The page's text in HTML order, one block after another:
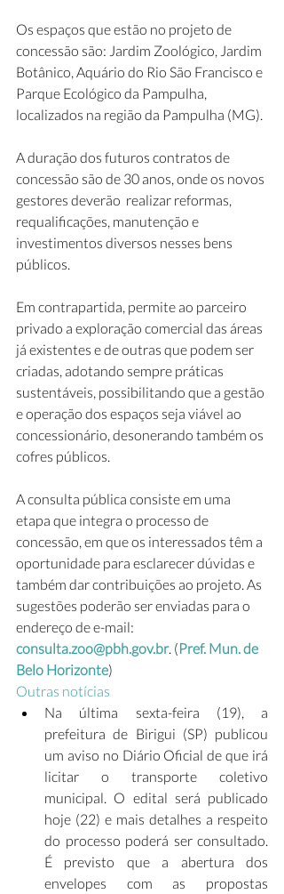
Os espaços que estão no projeto de
concessão são: Jardim Zoológico, Jardim
Botânico, Aquário do Rio São Francisco e
Parque Ecológico da Pampulha,
localizados na região da Pampulha (MG).
A duração dos futuros contratos de
concessão são de 30 anos, onde os novos
gestores deverão  realizar reformas,
requalificações, manutenção e
investimentos diversos nesses bens
públicos.
Em contrapartida, permite ao parceiro
privado a exploração comercial das áreas
já existentes e de outras que podem ser
criadas, adotando sempre práticas
sustentáveis, possibilitando que a gestão
e operação dos espaços seja viável ao
concessionário, desonerando também os
cofres públicos.
A consulta pública consiste em uma
etapa que integra o processo de
concessão, em que os interessados têm a
oportunidade para esclarecer dúvidas e
também dar contribuições ao projeto. As
sugestões poderão ser enviadas para o
endereço de e-mail:
consulta.zoo@pbh.gov.br. (Pref. Mun. de
Belo Horizonte)
Outras notícias
Na última sexta-feira (19), a
prefeitura de Birigui (SP) publicou
um aviso no Diário Oficial de que irá
licitar o transporte coletivo
municipal. O edital será publicado
hoje (22) e mais detalhes a respeito
do processo poderá ser consultado.
É previsto que a abertura dos
envelopes com as propostas